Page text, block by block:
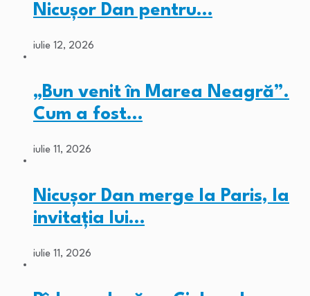
Nicușor Dan pentru…
iulie 12, 2026
„Bun venit în Marea Neagră”.
Cum a fost…
iulie 11, 2026
Nicușor Dan merge la Paris, la
invitația lui…
iulie 11, 2026